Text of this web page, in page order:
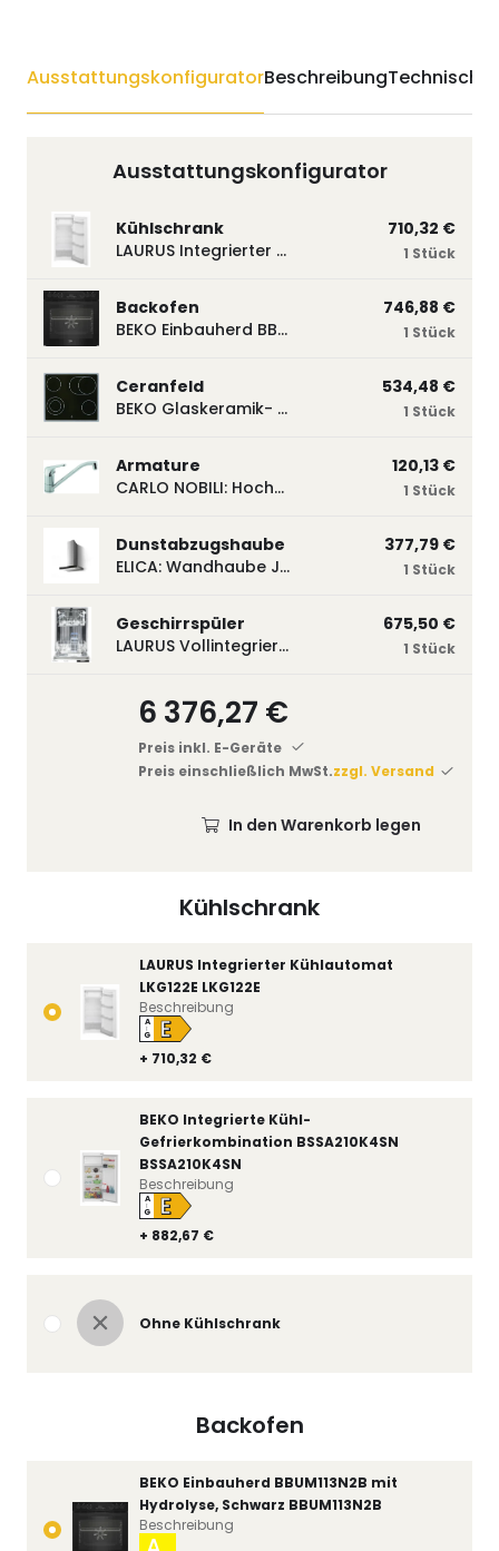
AusstattungskonfiguratorBeschreibungTechnische
Kühlschrank
LAURUS Integrierter Kühlautomat
LKG122E LKG122E
+ 710,32 €
A
↑
G E
Beschreibung
BEKO Integrierte Kühl-
Gefrierkombination BSSA210K4SN
BSSA210K4SN
+ 882,67 €
A
↑
G E
Beschreibung
Ohne Kühlschrank
Backofen
BEKO Einbauherd BBUM113N2B mit
Hydrolyse, Schwarz BBUM113N2B
Beschreibung
Ausstattungskonfigurator
Kühlschrank
LAURUS Integrierter Kühlautomat LKG122E LKG122E
710,32 €
1 Stück
Backofen
BEKO Einbauherd BBUM113N2B mit Hydrolyse, Schwarz BBUM113N2B
746,88 €
1 Stück
Ceranfeld
BEKO Glaskeramik- Strahlungskochfeld EH 9641 XHN, herdgebunden EH9641XHN
534,48 €
1 Stück
Armature
CARLO NOBILI: Hochdruck- Einhebelmischbatterie Blue, Mischbatterie verchromt 17770
120,13 €
1 Stück
Dunstabzugshaube
ELICA: Wandhaube JOYE 60-A,600 mm breit Edelstahl JOYE60A
377,79 €
1 Stück
Geschirrspüler
LAURUS Vollintegrierter Geschirrspüler LSV45-3, 450 mm breit, 3 Programme LSV45-3
675,50 €
1 Stück
6 376,27 €
Preis inkl. E-Geräte
Preis einschließlich MwSt.zzgl. Versand
In den Warenkorb legen